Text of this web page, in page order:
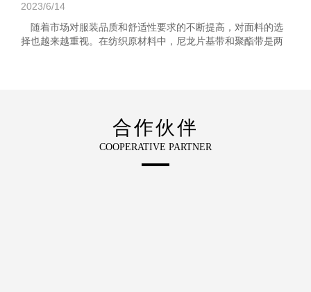
2023/6/14
随着市场对服装品质和舒适性要求的不断提高，对面料的选
择也越来越重视。在纺织原材料中，尼龙片基带和聚酯带是两
合作伙伴
COOPERATIVE PARTNER